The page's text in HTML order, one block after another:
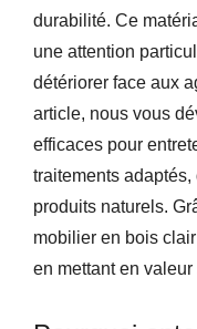
durabilité. Ce
une attention
détériorer face aux
article, nous vous
efficaces pour
traitements
produits naturels.
mobilier en bois
en mettant en